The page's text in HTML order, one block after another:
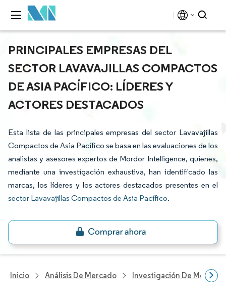
PRINCIPALES EMPRESAS DEL
SECTOR LAVAVAJILLAS COMPACTOS
DE ASIA PACÍFICO: LÍDERES Y
ACTORES DESTACADOS
Esta lista de las principales empresas del sector Lavavajillas
Compactos de Asia Pacífico se basa en las evaluaciones de los
analistas y asesores expertos de Mordor Intelligence, quienes,
mediante una investigación exhaustiva, han identificado las
marcas, los líderes y los actores destacados presentes en el
sector Lavavajillas Compactos de Asia Pacífico.
Inicio Análisis De Mercado Investigación De Mejoras